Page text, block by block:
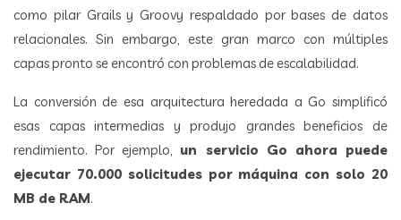
como pilar Grails y Groovy respaldado por bases de datos
relacionales. Sin embargo, este gran marco con múltiples
capas pronto se encontró con problemas de escalabilidad.
La conversión de esa arquitectura heredada a Go simplificó
esas capas intermedias y produjo grandes beneficios de
rendimiento. Por ejemplo, un servicio Go ahora puede
ejecutar 70.000 solicitudes por máquina con solo 20
MB de RAM.